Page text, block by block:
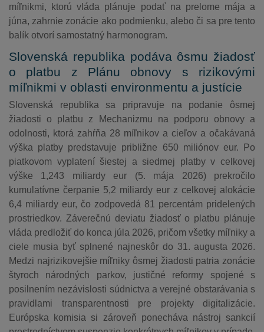
míľnikmi, ktorú vláda plánuje podať na prelome mája a
júna, zahrnie zonácie ako podmienku, alebo či sa pre tento
balík otvorí samostatný harmonogram.
Slovenská republika podáva ôsmu žiadosť
o platbu z Plánu obnovy s rizikovými
míľnikmi v oblasti environmentu a justície
Slovenská republika sa pripravuje na podanie ôsmej
žiadosti o platbu z Mechanizmu na podporu obnovy a
odolnosti, ktorá zahŕňa 28 míľnikov a cieľov a očakávaná
výška platby predstavuje približne 650 miliónov eur. Po
piatkovom vyplatení šiestej a siedmej platby v celkovej
výške 1,243 miliardy eur (5. mája 2026) prekročilo
kumulatívne čerpanie 5,2 miliardy eur z celkovej alokácie
6,4 miliardy eur, čo zodpovedá 81 percentám pridelených
prostriedkov. Záverečnú deviatu žiadosť o platbu plánuje
vláda predložiť do konca júla 2026, pričom všetky míľniky a
ciele musia byť splnené najneskôr do 31. augusta 2026.
Medzi najrizikovejšie míľniky ôsmej žiadosti patria zonácie
štyroch národných parkov, justičné reformy spojené s
posilnením nezávislosti súdnictva a verejné obstarávania s
pravidlami transparentnosti pre projekty digitalizácie.
Európska komisia si zároveň ponecháva nástroj sankcií